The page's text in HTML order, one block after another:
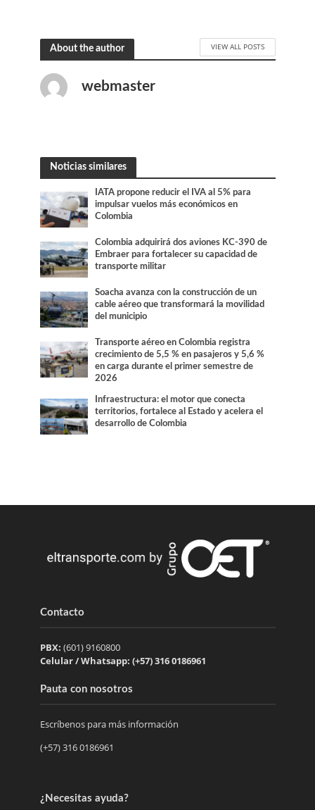
About the author VIEW ALL POSTS
webmaster
Noticias similares
IATA propone reducir el IVA al 5% para
impulsar vuelos más económicos en
Colombia
Colombia adquirirá dos aviones KC-390 de
Embraer para fortalecer su capacidad de
transporte militar
Soacha avanza con la construcción de un
cable aéreo que transformará la movilidad
del municipio
Transporte aéreo en Colombia registra
crecimiento de 5,5 % en pasajeros y 5,6 %
en carga durante el primer semestre de
2026
Infraestructura: el motor que conecta
territorios, fortalece al Estado y acelera el
desarrollo de Colombia
Contacto
PBX: (601) 9160800
Celular / Whatsapp: (+57) 316 0186961
Pauta con nosotros
Escríbenos para más información
(+57) 316 0186961
¿Necesitas ayuda?